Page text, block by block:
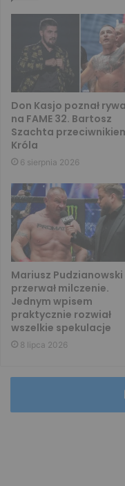
Don Kasjo poznał
na FAME 32. Bartosz
Szachta
Króla
6 sierpnia 2026
Mariusz Pudzianowski
przerwał milczenie.
Jednym wpisem
praktycznie rozwiał
wszelkie spekulacje
8 lipca 2026